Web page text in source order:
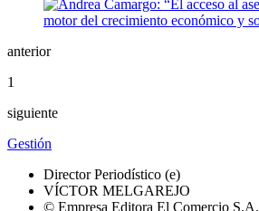
anterior
1
siguiente
Gestión
Director Periodístico (e)
VÍCTOR MELGAREJO
© Empresa Editora El Comercio S.A.